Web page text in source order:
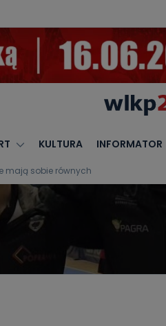
KULTURA INFORMATOR
mają sobie równych